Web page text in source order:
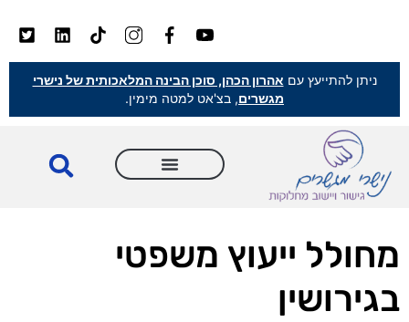
ניתן להתייעץ עם אהרון הכהן, סוכן הבינה המלאכותית של נישרי
מגשרים, בצ'אט למטה מימין.
מחולל ייעוץ משפטי
בגירושין